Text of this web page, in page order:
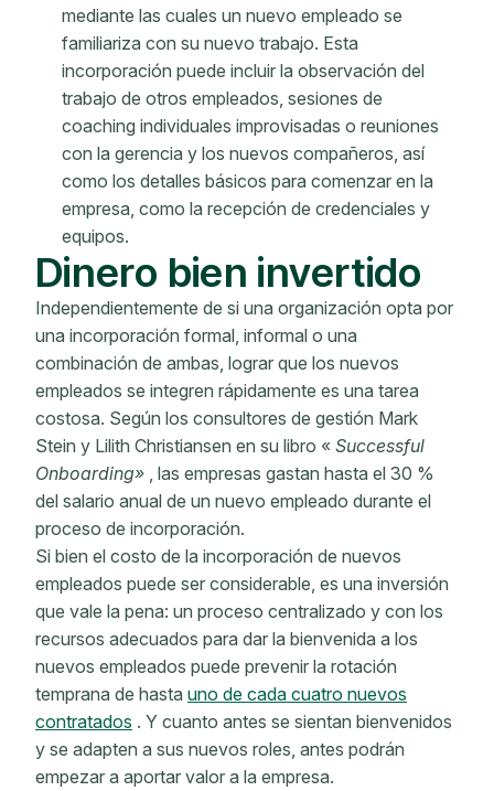
mediante las cuales un nuevo empleado se
familiariza con su nuevo trabajo. Esta
incorporación puede incluir la observación del
trabajo de otros empleados, sesiones de
coaching individuales improvisadas o reuniones
con la gerencia y los nuevos compañeros, así
como los detalles básicos para comenzar en la
empresa, como la recepción de credenciales y
equipos.
Dinero bien invertido
Independientemente de si una organización opta por
una incorporación formal, informal o una
combinación de ambas, lograr que los nuevos
empleados se integren rápidamente es una tarea
costosa. Según los consultores de gestión Mark
Stein y Lilith Christiansen en su libro « Successful
Onboarding» , las empresas gastan hasta el 30 %
del salario anual de un nuevo empleado durante el
proceso de incorporación.
Si bien el costo de la incorporación de nuevos
empleados puede ser considerable, es una inversión
que vale la pena: un proceso centralizado y con los
recursos adecuados para dar la bienvenida a los
nuevos empleados puede prevenir la rotación
temprana de hasta uno de cada cuatro nuevos
contratados . Y cuanto antes se sientan bienvenidos
y se adapten a sus nuevos roles, antes podrán
empezar a aportar valor a la empresa.